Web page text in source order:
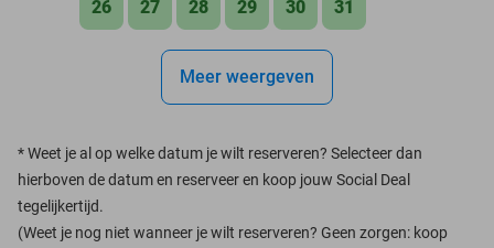
26 27 28 29 30 31
Meer weergeven
*Weet je al op welke datum je wilt reserveren? Selecteer dan
hierboven de datum en reserveer en koop jouw Social Deal
tegelijkertijd.
(Weet je nog niet wanneer je wilt reserveren? Geen zorgen: koop